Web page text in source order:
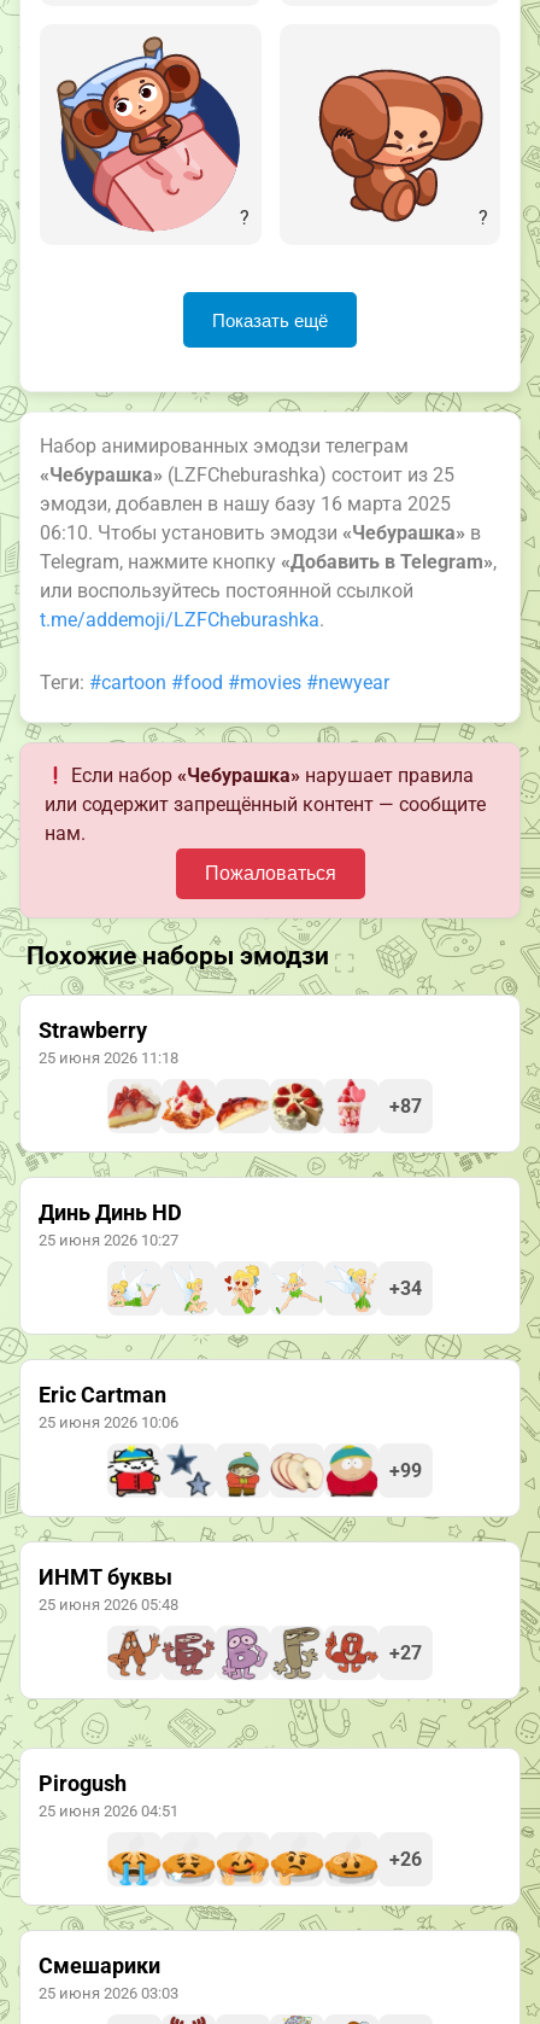
? ?
Показать ещё
Набор анимированных эмодзи телеграм
«Чебурашка» (LZFCheburashka) состоит из 25
эмодзи, добавлен в нашу базу 16 марта 2025
06:10. Чтобы установить эмодзи «Чебурашка» в
Telegram, нажмите кнопку «Добавить в Telegram»,
или воспользуйтесь постоянной ссылкой
t.me/addemoji/LZFCheburashka.
Теги: #cartoon #food #movies #newyear
Если набор«Чебурашка» нарушает правила
или содержит запрещённый контент — сообщите
нам.
Пожаловаться
Похожие наборы эмодзи
Strawberry
25 июня 2026 11:18
+87
Динь Динь HD
25 июня 2026 10:27
+34
Eric Cartman
25 июня 2026 10:06
+99
ИНМТ буквы
25 июня 2026 05:48
+27
Pirogush
25 июня 2026 04:51
+26
Смешарики
25 июня 2026 03:03